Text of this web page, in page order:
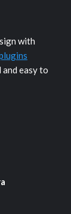
with
easy to